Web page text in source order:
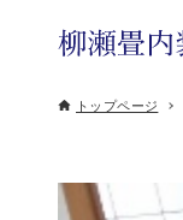
トップページ